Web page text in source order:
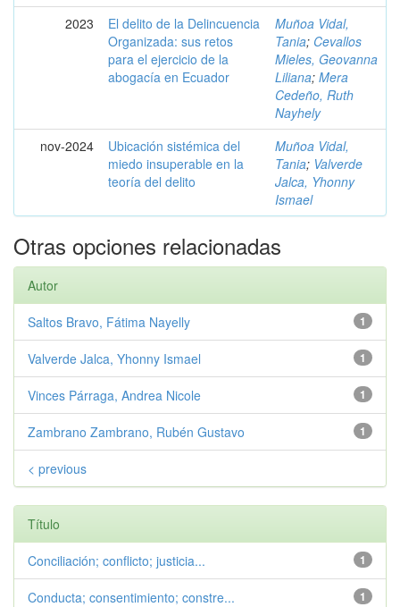
2023
El delito de la Delincuencia
Organizada: sus retos
para el ejercicio de la
abogacía en Ecuador
Muñoa Vidal,
Tania; Cevallos
Mieles, Geovanna
Liliana; Mera
Cedeño, Ruth
Nayhely
nov-2024
Ubicación sistémica del
miedo insuperable en la
teoría del delito
Muñoa Vidal,
Tania; Valverde
Jalca, Yhonny
Ismael
Otras opciones relacionadas
Autor
1
Saltos Bravo, Fátima Nayelly
1
Valverde Jalca, Yhonny Ismael
1
Vinces Párraga, Andrea Nicole
1
Zambrano Zambrano, Rubén Gustavo
< previous
Título
1
Conciliación; conflicto; justicia...
1
Conducta; consentimiento; constre...